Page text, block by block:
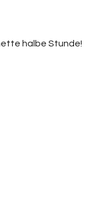
halbe Stunde!